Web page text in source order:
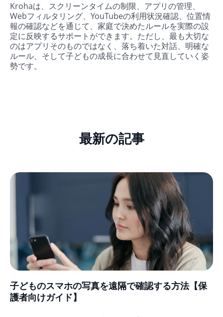
Krohaは、スクリーンタイムの制限、アプリの管理、
Webフィルタリング、YouTubeの利用状況確認、位置情
報の確認などを通じて、家庭で決めたルールを実際の設
定に反映するサポートができます。ただし、最も大切な
のはアプリそのものではなく、落ち着いた対話、明確な
ルール、そして子どもの成長に合わせて見直していく姿
勢です。
最新の記事
子どものスマホの写真を遠隔で確認する方法【保
護者向けガイド】